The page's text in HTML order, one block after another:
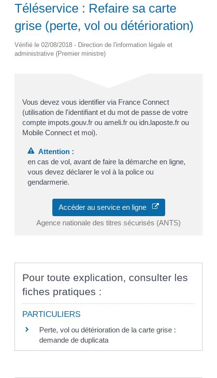
Téléservice : Refaire sa carte
grise (perte, vol ou détérioration)
Vérifié le 02/08/2018 - Direction de l'information légale et
administrative (Premier ministre)
Vous devez vous identifier via France Connect
(utilisation de l'identifiant et du mot de passe de votre
compte impots.gouv.fr ou ameli.fr ou idn.laposte.fr ou
Mobile Connect et moi).
Attention :
en cas de vol, avant de faire la démarche en ligne,
vous devez déclarer le vol à la police ou
gendarmerie.
Accéder au service en ligne
Agence nationale des titres sécurisés (ANTS)
Pour toute explication, consulter les
fiches pratiques :
PARTICULIERS
Perte, vol ou détérioration de la carte grise :
demande de duplicata